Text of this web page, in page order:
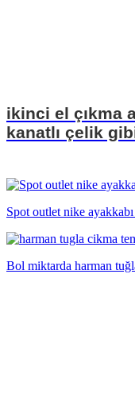
ikinci el çıkma
kanatlı çelik
Spot outlet nike
Bol miktarda harman